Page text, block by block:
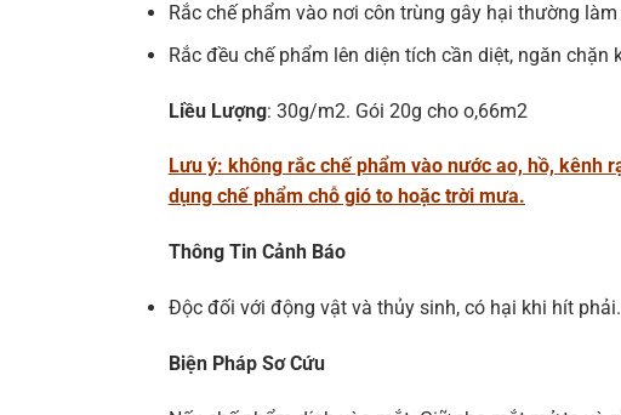
Rắc chế phẩm vào nơi côn trùng gây hại thường
Rắc đều chế phẩm lên diện tích cần diệt, ngăn chặn
Liều Lượng: 30g/m2. Gói 20g cho o,66m2
Lưu ý: không rắc chế phẩm vào nước ao, hồ, kênh
dụng chế phẩm chỗ gió to hoặc trời mưa.
Thông Tin Cảnh Báo
Độc đối với động vật và thủy sinh, có hại khi hít phải.
Biện Pháp Sơ Cứu